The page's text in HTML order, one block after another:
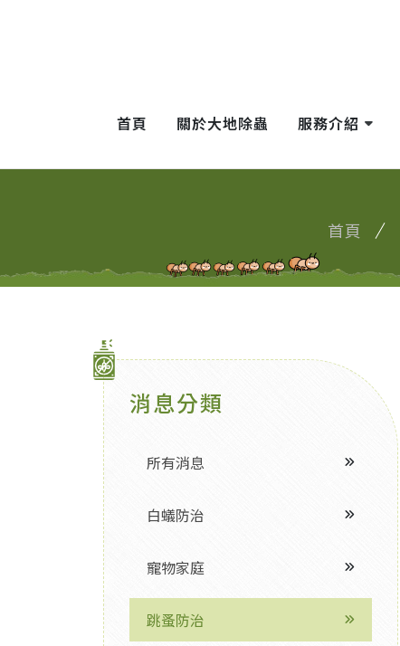
首頁 關於大地除蟲 服務介紹
首頁
消息分類
所有消息
白蟻防治
寵物家庭
跳蚤防治